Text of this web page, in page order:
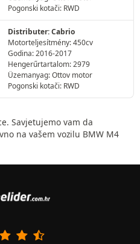
Pogonski kotači: RWD
Distributer: Cabrio
Motorteljesítmény: 450cv
Godina: 2016-2017
Hengerűrtartalom: 2979
Üzemanyag: Ottov motor
Pogonski kotači: RWD
Savjetujemo vam da
na vašem vozilu BMW M4